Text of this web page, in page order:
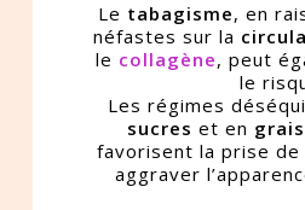
Le tabagisme, en
néfastes sur la
le collagène, peut
le
Les régimes
sucres et en
favorisent la prise
aggraver